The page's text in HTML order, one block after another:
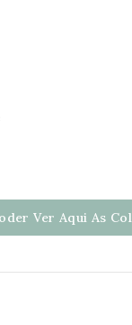
Ver Aqui As